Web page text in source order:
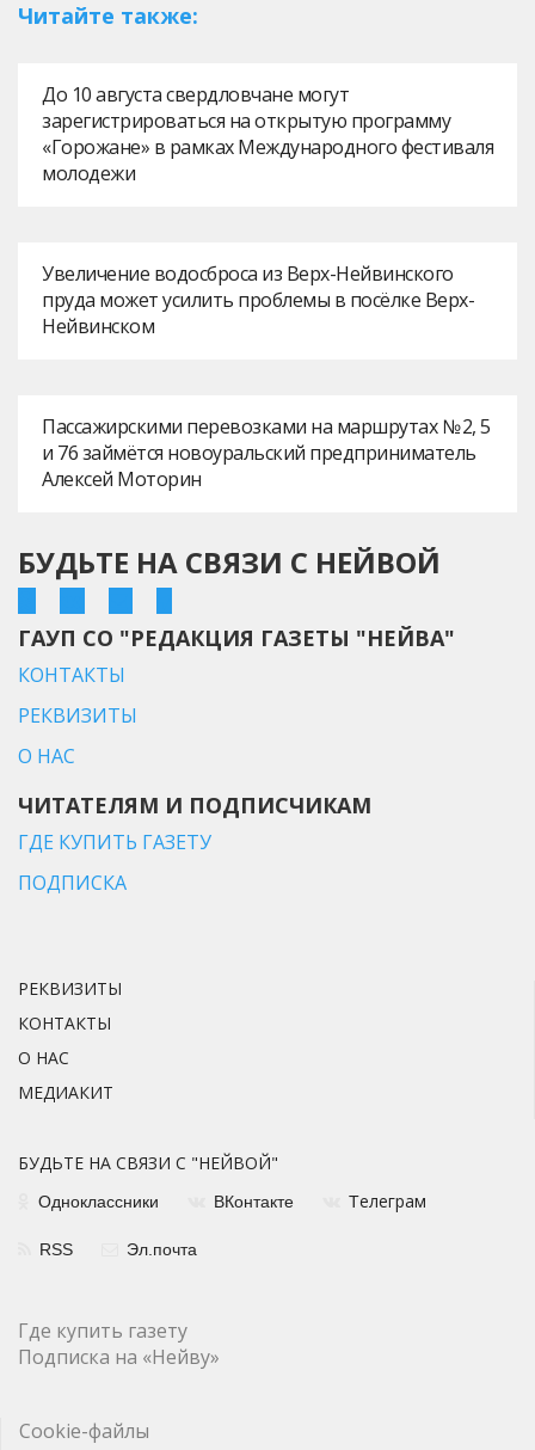
Читайте также:
До 10 августа свердловчане могут
зарегистрироваться на открытую программу
«Горожане» в рамках Международного фестиваля
молодежи
Увеличение водосброса из Верх-Нейвинского
пруда может усилить проблемы в посёлке Верх-
Нейвинском
Пассажирскими перевозками на маршрутах № 2, 5
и 76 займётся новоуральский предприниматель
Алексей Моторин
БУДЬТЕ НА СВЯЗИ С НЕЙВОЙ
ГАУП СО "РЕДАКЦИЯ ГАЗЕТЫ "НЕЙВА"
КОНТАКТЫ
РЕКВИЗИТЫ
О НАС
ЧИТАТЕЛЯМ И ПОДПИСЧИКАМ
ГДЕ КУПИТЬ ГАЗЕТУ
ПОДПИСКА
РЕКВИЗИТЫ
КОНТАКТЫ
О НАС
МЕДИАКИТ
БУДЬТЕ НА СВЯЗИ С "НЕЙВОЙ"
Одноклассники ВКонтакте Телеграм
RSS Эл.почта
Где купить газету
Подписка на «Нейву»
Cookie-файлы